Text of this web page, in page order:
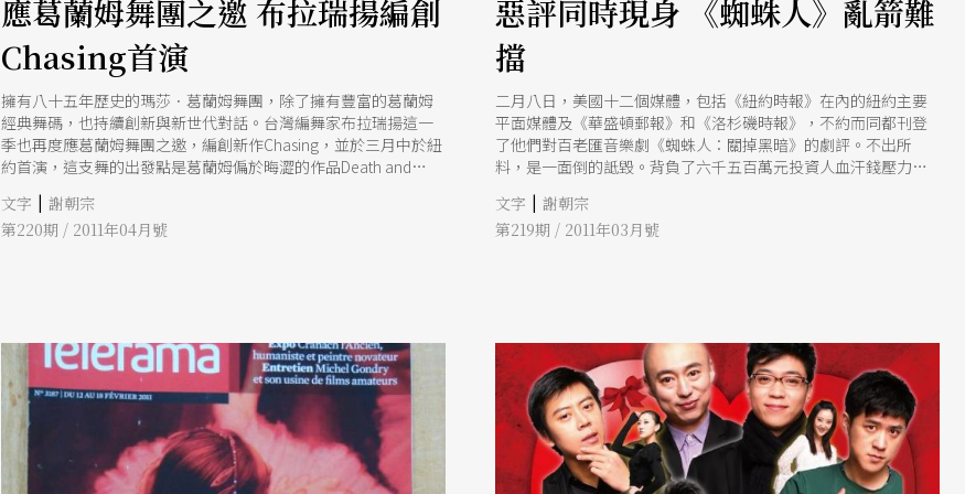
應葛蘭姆舞團之邀 布拉瑞揚編創
Chasing首演
擁有八十五年歷史的瑪莎．葛蘭姆舞團，除了擁有豐富的葛蘭姆
經典舞碼，也持續創新與新世代對話。台灣編舞家布拉瑞揚這一
季也再度應葛蘭姆舞團之邀，編創新作Chasing，並於三月中於紐
約首演，這支舞的出發點是葛蘭姆偏於晦澀的作品Death and
與前者構成強烈對比。
文字 | 謝朝宗
第220期 / 2011年04月號
惡評同時現身 《蜘蛛人》亂箭難
擋
二月八日，美國十二個媒體，包括《紐約時報》在內的紐約主要
平面媒體及《華盛頓郵報》和《洛杉磯時報》，不約而同都刊登
了他們對百老匯音樂劇《蜘蛛人：關掉黑暗》的劇評。不出所
料，是一面倒的詆毀。背負了六千五百萬元投資人血汗錢壓力的
沒定型前」就下論斷是不公平的。
文字 | 謝朝宗
第219期 / 2011年03月號